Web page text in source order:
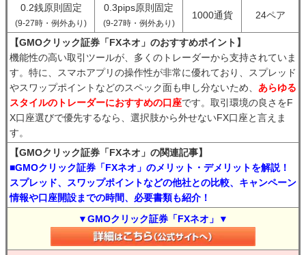
0.2銭原則固定
(9-27時・例外あり)
0.3pips原則固定
(9-27時・例外あり)
1000通貨 24ペア
【GMOクリック証券「FXネオ」のおすすめポイント】
機能性の高い取引ツールが、多くのトレーダーから支持されていま
す。特に、スマホアプリの操作性が非常に優れており、スプレッド
やスワップポイントなどのスペック面も申し分ないため、 あらゆる
スタイルのトレーダーにおすすめの口座です。取引環境の良さをF
X口座選びで優先するなら、選択肢から外せないFX口座と言えま
す。
【GMOクリック証券「FXネオ」の関連記事】
■GMOクリック証券「FXネオ」のメリット・デメリットを解説！
スプレッド、スワップポイントなどの他社との比較、キャンペーン
情報や口座開設までの時間、必要書類も紹介！
▼GMOクリック証券「FXネオ」▼